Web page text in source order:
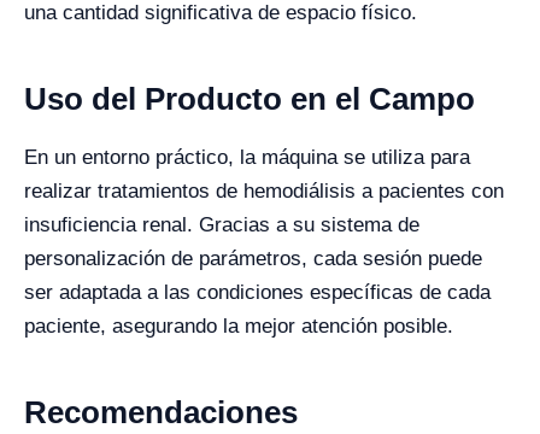
una cantidad significativa de espacio físico.
Uso del Producto en el Campo
En un entorno práctico, la máquina se utiliza para
realizar tratamientos de hemodiálisis a pacientes con
insuficiencia renal. Gracias a su sistema de
personalización de parámetros, cada sesión puede
ser adaptada a las condiciones específicas de cada
paciente, asegurando la mejor atención posible.
Recomendaciones